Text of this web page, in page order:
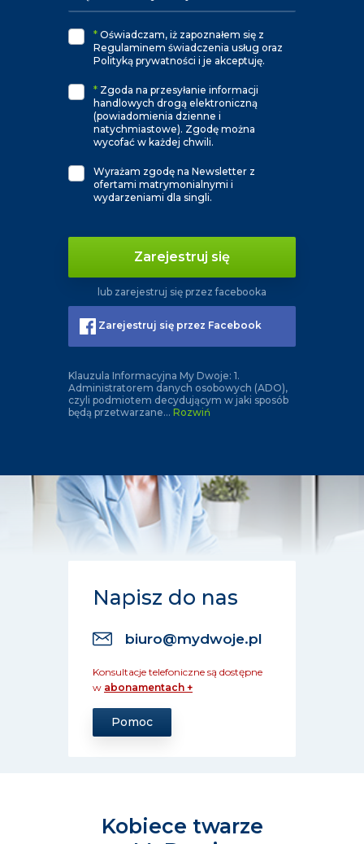
* Oświadczam, iż zapoznałem się z
Regulaminem świadczenia usług oraz
Polityką prywatności i je akceptuję.
* Zgoda na przesyłanie informacji
handlowych drogą elektroniczną
(powiadomienia dzienne i
natychmiastowe). Zgodę można
wycofać w każdej chwili.
Wyrażam zgodę na Newsletter z
ofertami matrymonialnymi i
wydarzeniami dla singli.
Zarejestruj się
lub zarejestruj się przez facebooka
Zarejestruj się przez Facebook
Klauzula Informacyjna My Dwoje: 1.
Administratorem danych osobowych (ADO),
czyli podmiotem decydującym w jaki sposób
będą przetwarzane... Rozwiń
Napisz do nas
biuro@mydwoje.pl
Konsultacje telefoniczne są dostępne
w abonamentach +
Pomoc
Kobiece twarze